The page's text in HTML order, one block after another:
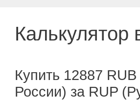
Калькулятор
Купить 12887
России) за RUP